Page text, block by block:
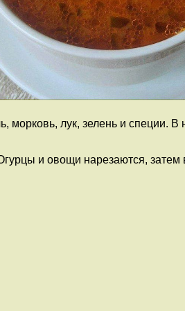
лук, зелень и специи.
и овощи нарезаются, затем